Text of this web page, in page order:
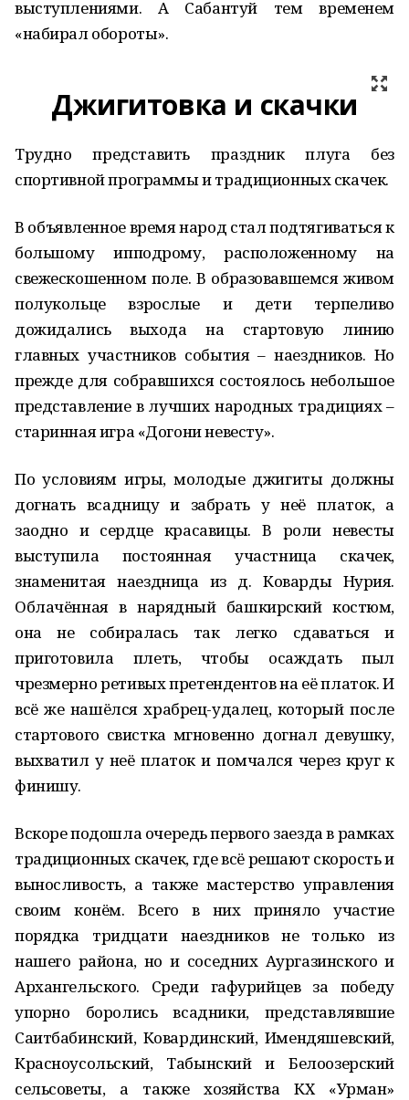
выступлениями. А Сабантуй тем временем
«набирал обороты».
Джигитовка и скачки
Трудно представить праздник плуга без
спортивной программы и традиционных скачек.
В объявленное время народ стал подтягиваться к
большому ипподрому, расположенному на
свежескошенном поле. В образовавшемся живом
полукольце взрослые и дети терпеливо
дожидались выхода на стартовую линию
главных участников события – наездников. Но
прежде для собравшихся состоялось небольшое
представление в лучших народных традициях –
старинная игра «Догони невесту».
По условиям игры, молодые джигиты должны
догнать всадницу и забрать у неё платок, а
заодно и сердце красавицы. В роли невесты
выступила постоянная участница скачек,
знаменитая наездница из д. Коварды Нурия.
Облачённая в нарядный башкирский костюм,
она не собиралась так легко сдаваться и
приготовила плеть, чтобы осаждать пыл
чрезмерно ретивых претендентов на её платок. И
всё же нашёлся храбрец-удалец, который после
стартового свистка мгновенно догнал девушку,
выхватил у неё платок и помчался через круг к
финишу.
Вскоре подошла очередь первого заезда в рамках
традиционных скачек, где всё решают скорость и
выносливость, а также мастерство управления
своим конём. Всего в них приняло участие
порядка тридцати наездников не только из
нашего района, но и соседних Аургазинского и
Архангельского. Среди гафурийцев за победу
упорно боролись всадники, представлявшие
Саитбабинский, Ковардинский, Имендяшевский,
Красноусольский, Табынский и Белоозерский
сельсоветы, а также хозяйства КХ «Урман»